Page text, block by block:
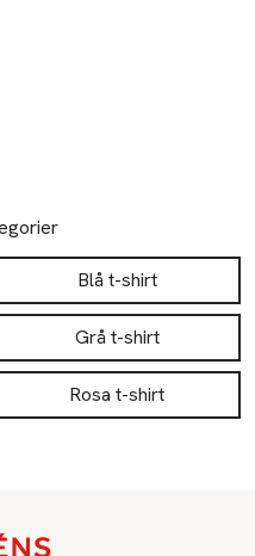
Blå t-shirt
Grå t-shirt
Rosa t-shirt